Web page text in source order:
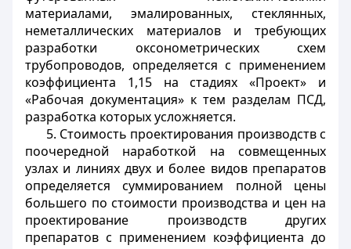
материалами, эмалированных, стеклянных,
неметаллических материалов и требующих
разработки оксонометрических схем
трубопроводов, определяется с применением
коэффициента 1,15 на стадиях «Проект» и
«Рабочая документация» к тем разделам ПСД,
разработка которых усложняется.
5. Стоимость проектирования производств с
поочередной наработкой на совмещенных
узлах и линиях двух и более видов препаратов
определяется суммированием полной цены
большего по стоимости производства и цен на
проектирование производств других
препаратов с применением коэффициента до